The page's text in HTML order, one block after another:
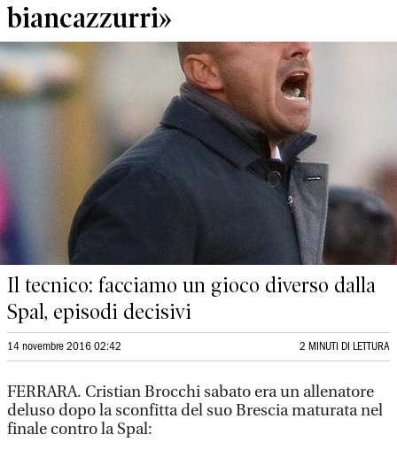
biancazzurri»
Il tecnico: facciamo un gioco diverso dalla
Spal, episodi decisivi
14 novembre 2016 02:42 2 MINUTI DI LETTURA
FERRARA. Cristian Brocchi sabato era un allenatore
deluso dopo la sconfitta del suo Brescia maturata nel
finale contro la Spal: